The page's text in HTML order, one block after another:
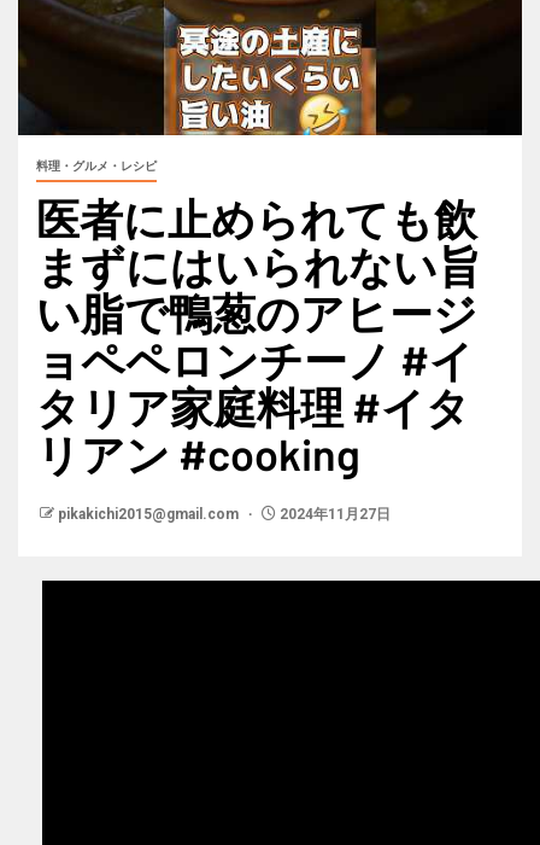
料理・グルメ・レシピ
医者に止められても飲
まずにはいられない旨
い脂で鴨葱のアヒージ
ョペペロンチーノ #イ
タリア家庭料理 #イタ
リアン #cooking
pikakichi2015@gmail.com 2024年11月27日